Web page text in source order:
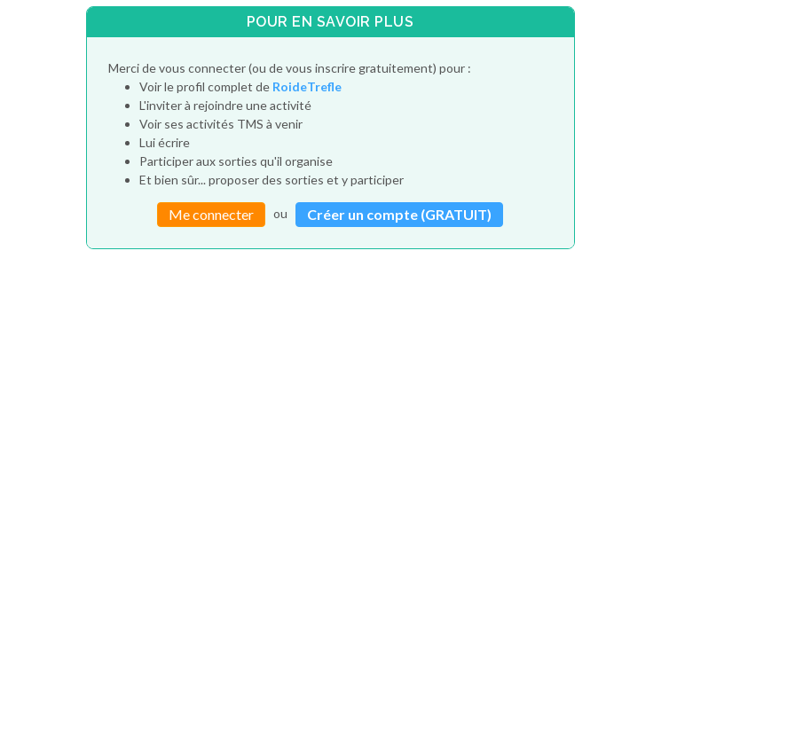
POUR EN SAVOIR PLUS
Merci de vous connecter (ou de vous inscrire gratuitement) pour :
Voir le profil complet de RoideTrefle
L'inviter à rejoindre une activité
Voir ses activités TMS à venir
Lui écrire
Participer aux sorties qu'il organise
Et bien sûr... proposer des sorties et y participer
Me connecter ou Créer un compte (GRATUIT)